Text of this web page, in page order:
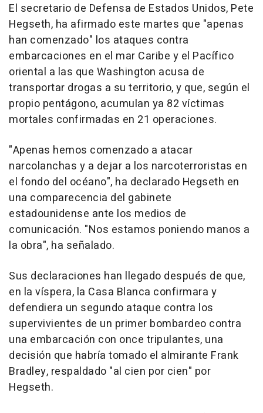
El secretario de Defensa de Estados Unidos, Pete
Hegseth, ha afirmado este martes que "apenas
han comenzado" los ataques contra
embarcaciones en el mar Caribe y el Pacífico
oriental a las que Washington acusa de
transportar drogas a su territorio, y que, según el
propio pentágono, acumulan ya 82 víctimas
mortales confirmadas en 21 operaciones.
"Apenas hemos comenzado a atacar
narcolanchas y a dejar a los narcoterroristas en
el fondo del océano", ha declarado Hegseth en
una comparecencia del gabinete
estadounidense ante los medios de
comunicación. "Nos estamos poniendo manos a
la obra", ha señalado.
Sus declaraciones han llegado después de que,
en la víspera, la Casa Blanca confirmara y
defendiera un segundo ataque contra los
supervivientes de un primer bombardeo contra
una embarcación con once tripulantes, una
decisión que habría tomado el almirante Frank
Bradley, respaldado "al cien por cien" por
Hegseth.